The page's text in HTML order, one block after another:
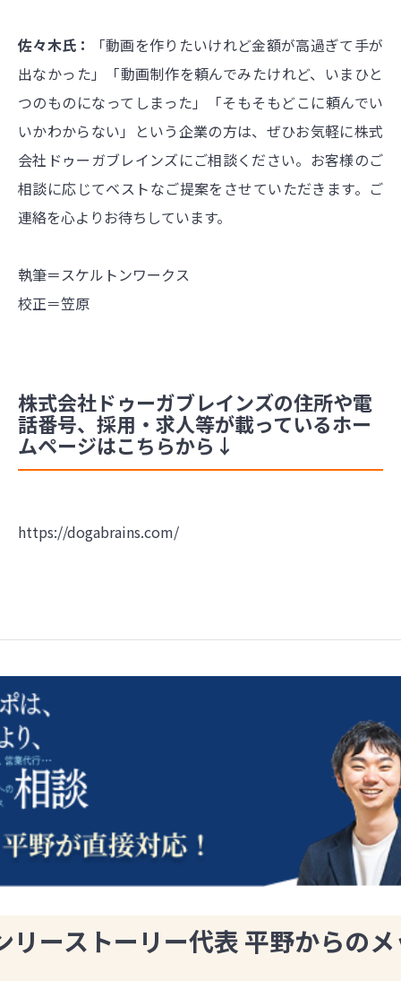
佐々木氏：
「動画を作りたいけれど金額が高過ぎて手が
出なかった」「動画制作を頼んでみたけれど、いまひと
つのものになってしまった」「そもそもどこに頼んでい
いかわからない」という企業の方は、ぜひお気軽に株式
会社ドゥーガブレインズにご相談ください。お客様のご
相談に応じてベストなご提案をさせていただきます。ご
連絡を心よりお待ちしています。
執筆＝スケルトンワークス
校正＝笠原
株式会社ドゥーガブレインズの住所や電
話番号、採用・求人等が載っているホー
ムページはこちらから↓
https://dogabrains.com/
リーストーリー代表 平野からの